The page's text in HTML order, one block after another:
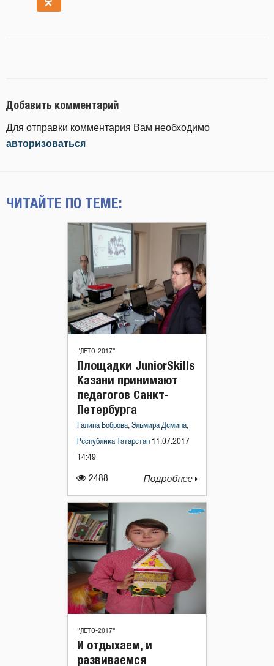
Добавить комментарий
Для отправки комментария Вам необходимо
авторизоваться
ЧИТАЙТЕ ПО ТЕМЕ:
"ЛЕТО-2017"
2488
Площадки JuniorSkills
Казани принимают
педагогов Санкт-
Петербурга
Галина Боброва, Эльмира Демина,
Республика Татарстан 11.07.2017
14:49
Подробнее
"ЛЕТО-2017"
И отдыхаем, и
развиваемся